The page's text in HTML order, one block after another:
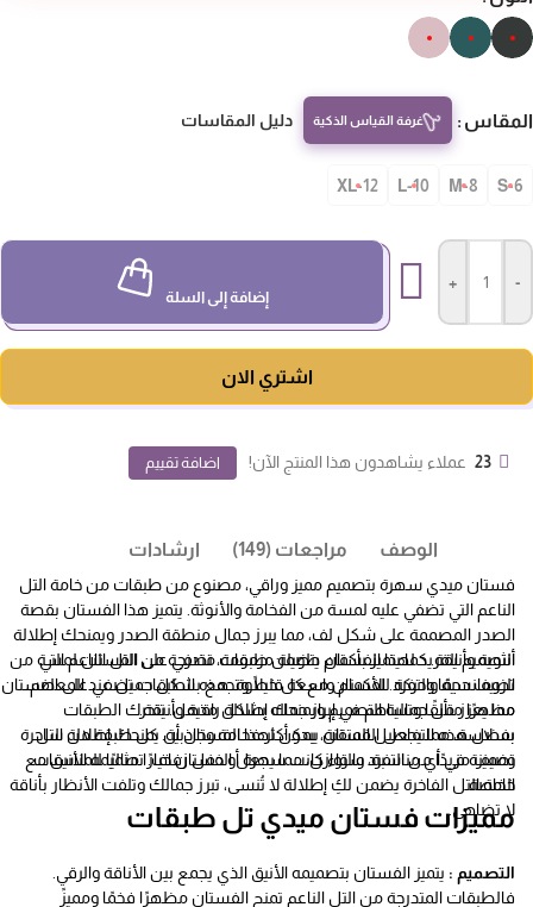
غرفة القياس الذكية دليل المقاسات
S-
10-L
12-XL
إضافة إلى السلة
اشتري الان
23 عملاء يشاهدون هذا المنتج الآن! اضافة تقييم
الوصف مراجعات (149) ارشادات
فستان ميدي سهرة بتصميم مميز وراقي، مصنوع من طبقات من خامة التل
الناعم التي تضفي عليه لمسة من الفخامة والأنوثة. يتميز هذا الفستان بقصة
الصدر المصممة على شكل لف، مما يبرز جمال منطقة الصدر ويمنحك إطلالة
أنثوية وأنيقة. كما يتميز بأكمام طويلة مزمومة، تضفي على الفستان لمسة من
الرومانسية والتفرد. الأكمام واسعة قليلًا وتجمع بشكل جميل عند المعصم،
مما يعزز من جمالية التصميم ويمنحك إطلالة راقية وأنيقة.
التصميم الفريد لهذا الفستان يتضمن طبقات متدرجة من التل الناعم التي
تضيف حجمًا وحركة للفستان مع كل خطوة. هذه الطبقات تضفي على الفستان
مظهرًا متألقًا وتساهم في إبراز جماله بشكل مذهل. تتحرك الطبقات
بسلاسة، مما يجعل الفستان يبدو أكثر فخامة وجاذبية. كل طبقة من التل
تضيف مزيدًا من التفرد والتوازن، مما يجعل الفستان خيارًا مثاليًا للمناسبات
الخاصة.
بفضل هذه التفاصيل المتقنة، يمكن لهذا الفستان أن يمنحك إطلالة ساحرة
ومميزة في أي مناسبة، سواء كانت سهرة أو حفل زفاف. تصميمه الأنيق مع
خامة التل الفاخرة يضمن لكِ إطلالة لا تُنسى، تبرز جمالك وتلفت الأنظار بأناقة
لا تضاهى.
مميزات فستان ميدي تل طبقات
التصميم :يتميز الفستان بتصميمه الأنيق الذي يجمع بين الأناقة والرقي.
فالطبقات المتدرجة من التل الناعم تمنح الفستان مظهرًا فخمًا ومميزً